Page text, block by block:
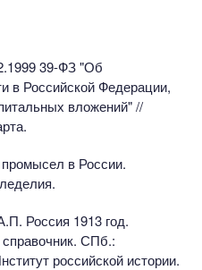
39-ФЗ "Об
в Российской Федерации,
вложений" //
в России.
Россия 1913 год.
СПб.:
российской истории.